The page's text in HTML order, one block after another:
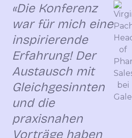
«Die Konferenz
war für mich eine
inspirierende
Erfahrung! Der
Austausch mit
Gleichgesinnten
und die
praxisnahen
Vorträge haben